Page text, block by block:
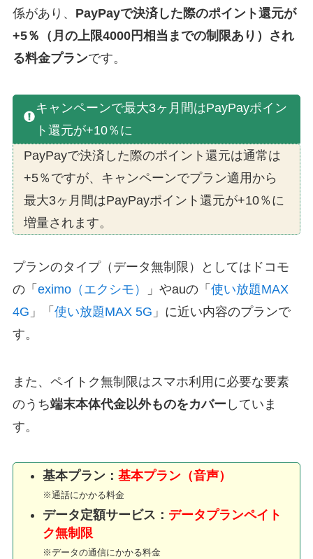
係があり、 PayPayで決済した際のポイント還元が
+5％（月の上限4000円相当までの制限あり）され
る料金プランです。
キャンペーンで最大3ヶ月間はPayPayポイン
ト還元が+10％に
PayPayで決済した際のポイント還元は通常は
+5％ですが、キャンペーンでプラン適用から
最大3ヶ月間はPayPayポイント還元が+10％に
増量されます。
プランのタイプ（データ無制限）としてはドコモ
の「 eximo（エクシモ） 」やauの「 使い放題MAX
4G 」「 使い放題MAX 5G 」に近い内容のプランで
す。
また、ペイトク無制限はスマホ利用に必要な要素
のうち端末本体代金以外ものをカバー していま
す。
基本プラン： 基本プラン（音声）
※通話にかかる料金
データ定額サービス： データプランペイト
ク無制限
※データの通信にかかる料金